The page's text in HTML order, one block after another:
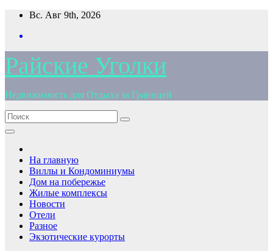
Перейти
содержимому
Вс. Авг 9th, 2026
Райские Уголки
Недвижимость для Отдыха за Границей
На главную
Виллы и Кондоминиумы
Дом на побережье
Жилые комплексы
Новости
Отели
Разное
Экзотические курорты